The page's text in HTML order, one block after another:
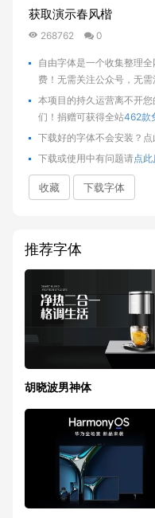
获取演示春风楷
268762 0
自由字体是一个收集整理
费！无需关注公众号，无
本项目的持久运营离不开
们！捐赠可获得全站462款
下载好的字体不会安装？点
下载或使用中有问题请点
收藏 下载字体
推荐字体
胡晓波男神体